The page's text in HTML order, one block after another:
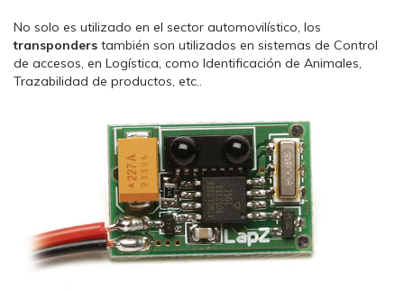
No solo es utilizado en el sector automovilístico, los
transponders también son utilizados en sistemas de Control
de accesos, en Logística, como Identificación de Animales,
Trazabilidad de productos, etc..